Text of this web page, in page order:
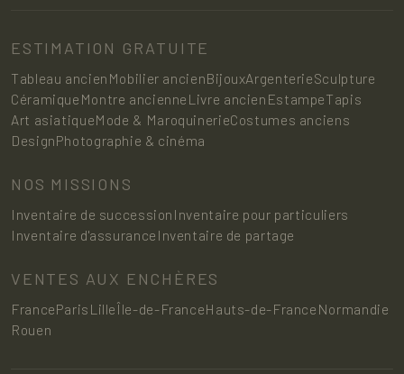
ESTIMATION GRATUITE
Tableau ancien Mobilier ancienBijouxArgenterieSculpture
Céramique Montre ancienne Livre ancien EstampeTapis
Art asiatiqueMode & MaroquinerieCostumes anciens
DesignPhotographie & cinéma
NOS MISSIONS
Inventaire de succession Inventaire pour particuliers
Inventaire d'assurance Inventaire de partage
VENTES AUX ENCHÈRES
FranceParis LilleÎle-de-FranceHauts-de-France Normandie
Rouen